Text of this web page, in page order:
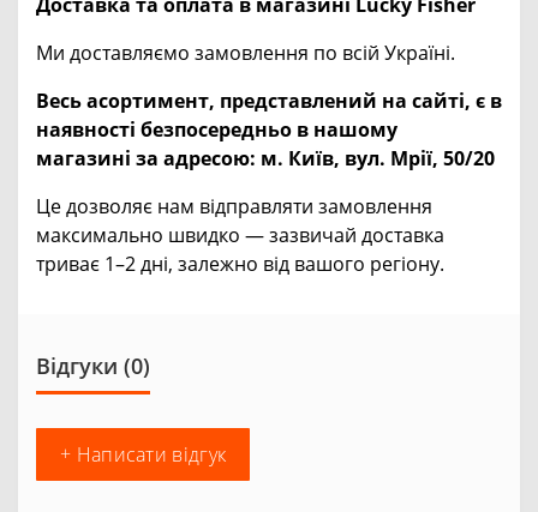
Ми доставляємо замовлення по всій Україні.
Весь асортимент, представлений на сайті, є в
наявності безпосередньо в нашому
магазині за адресою: м. Київ, вул. Мрії, 50/20
Це дозволяє нам відправляти замовлення
максимально швидко — зазвичай доставка
триває 1–2 дні, залежно від вашого регіону.
Відгуки (0)
+ Написати відгук